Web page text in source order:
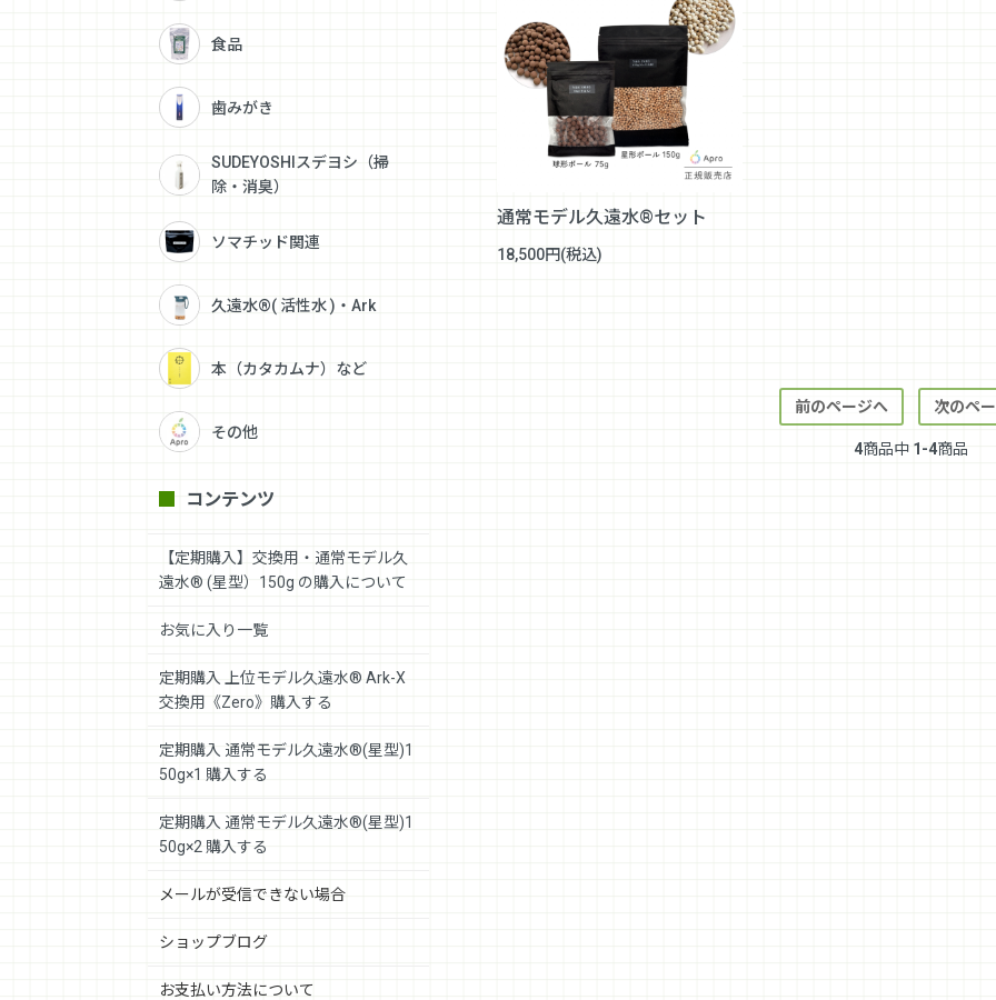
通常モデル久遠水®セット
18,500円(税込)
前のページへ 次のペ
4商品中 1-4商品
食品
歯みがき
SUDEYOSHIスデヨシ（掃
除・消臭）
ソマチッド関連
久遠水®( 活性水 )・Ark
本（カタカムナ）など
その他
コンテンツ
【定期購入】交換用・通常モデル久
遠水® (星型）150g の購入について
お気に入り一覧
定期購入 上位モデル久遠水® Ark-X
交換用《Zero》購入する
定期購入 通常モデル久遠水®(星型)1
50g×1 購入する
定期購入 通常モデル久遠水®(星型)1
50g×2 購入する
メールが受信できない場合
ショップブログ
お支払い方法について